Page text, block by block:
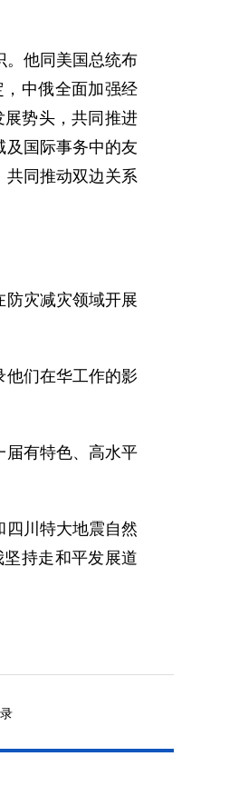
他同美国总统布
中俄全面加强经
展势头，共同推进
及国际事务中的友
共同推动双边关系
灾减灾领域开展
们在华工作的影
有特色、高水平
川特大地震自然
持走和平发展道